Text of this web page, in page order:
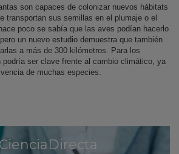
son capaces de colonizar nuevos hábitats
transportan sus semillas en el plumaje o el
poco se sabía que las aves podían hacerlo
un nuevo estudio demuestra que también
a más de 300 kilómetros. Para los
ser clave frente al cambio climático, ya
de muchas especies.